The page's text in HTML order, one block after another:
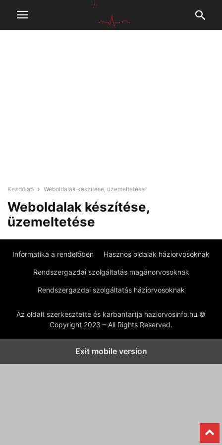
Kezdőlap Weboldalak készítése, üzemeltetése
Weboldalak készítése,
üzemeltetése
Informatika a rendelőben Hasznos oldalak háziorvosoknak
Rendszergazdai szolgáltatás magánorvosoknak
Rendszergazdai szolgáltatás háziorvosoknak
Az oldalt szerkesztette és karbantartja haziorvosinfo.hu ©
Copyright 2023 – All Rights Reserved.
Exit mobile version